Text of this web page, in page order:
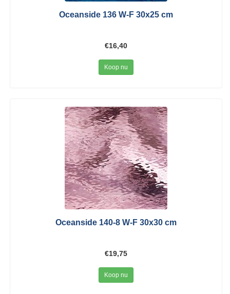
Oceanside 136 W-F 30x25 cm
€16,40
Koop nu
Oceanside 140-8 W-F 30x30 cm
€19,75
Koop nu